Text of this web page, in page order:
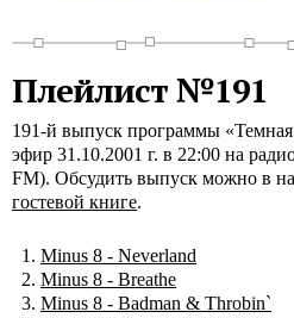
Плейлист №191
191-й выпуск программы
эфир 31.10.2001 г. в 22:00 на
FM). Обсудить выпуск можно в
гостевой книге.
Minus 8 - Neverland
Minus 8 - Breathe
Minus 8 - Badman & Throbin`